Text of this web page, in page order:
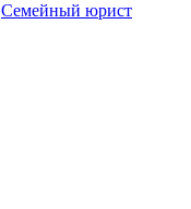
Семейный юрист